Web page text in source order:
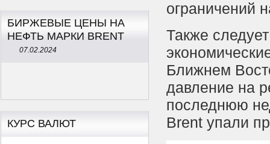
БИРЖЕВЫЕ ЦЕНЫ НА
НЕФТЬ МАРКИ BRENT
07.02.2024
КУРС ВАЛЮТ
ограничений
Также
Ближнем
давление на
последнюю
Brent упали